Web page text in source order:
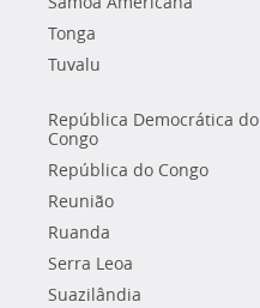
Tonga
Tuvalu
República Democrática do
Congo
República do Congo
Reunião
Ruanda
Serra Leoa
Suazilândia